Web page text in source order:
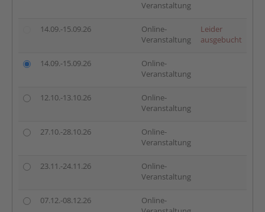
Veranstaltung
14.09.-15.09.26
Online-
Veranstaltung
Leider
ausgebucht
14.09.-15.09.26
Online-
Veranstaltung
12.10.-13.10.26
Online-
Veranstaltung
27.10.-28.10.26
Online-
Veranstaltung
23.11.-24.11.26
Online-
Veranstaltung
07.12.-08.12.26
Online-